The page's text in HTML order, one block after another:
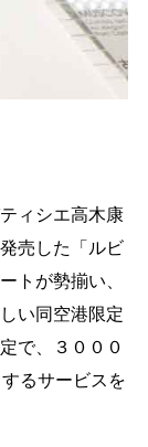
ィシエ高木康
売した「ルビ
トが勢揃い、
い同空港限定
で、３０００
るサービスを